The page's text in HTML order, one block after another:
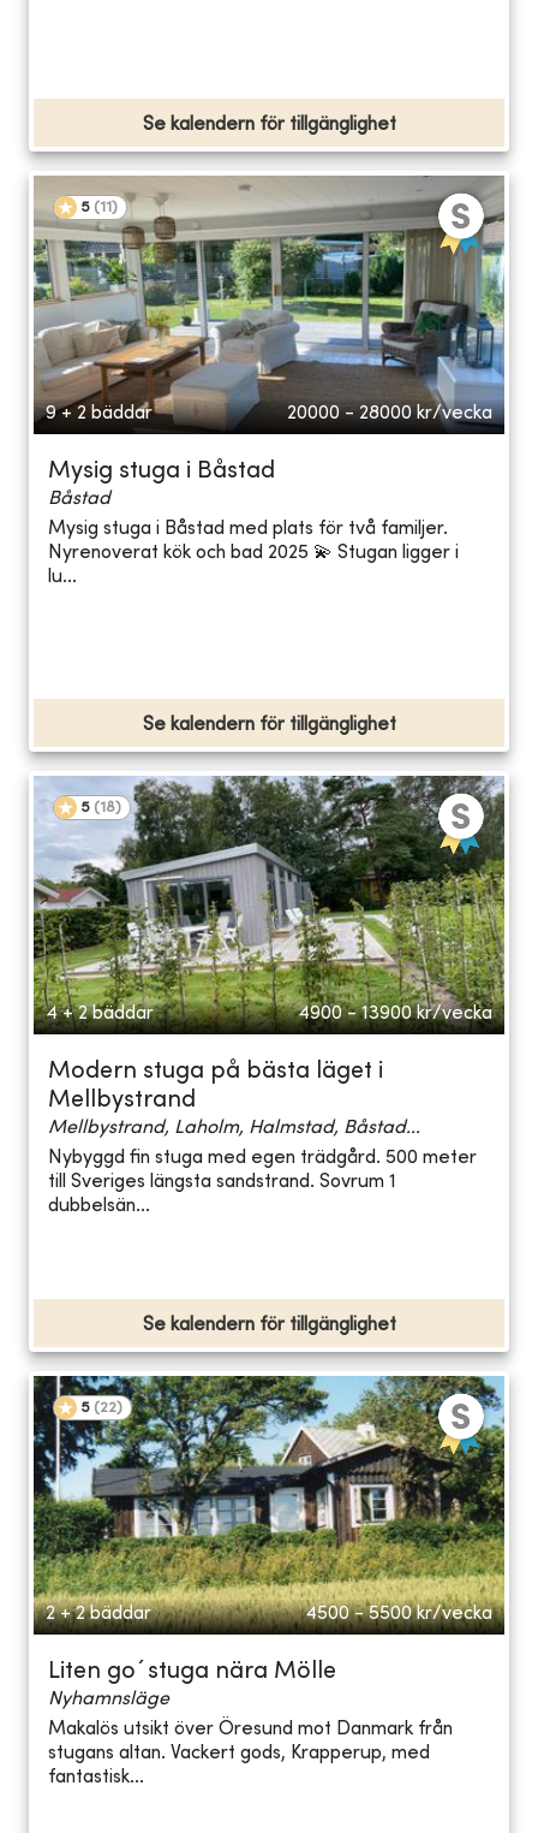
Se kalendern för tillgänglighet
5 (11 )
9 + 2 bäddar 20000 - 28000 kr/vecka
Mysig stuga i Båstad
Båstad
Mysig stuga i Båstad med plats för två familjer.
Nyrenoverat kök och bad 2025 💫 Stugan ligger i
lu...
Se kalendern för tillgänglighet
5 (18)
4 + 2 bäddar 4900 - 13900 kr/vecka
Modern stuga på bästa läget i
Mellbystrand
Mellbystrand, Laholm, Halmstad, Båstad...
Nybyggd fin stuga med egen trädgård. 500 meter
till Sveriges längsta sandstrand. Sovrum 1
dubbelsän...
Se kalendern för tillgänglighet
5 (22)
2 + 2 bäddar 4500 - 5500 kr/vecka
Liten go´stuga nära Mölle
Nyhamnsläge
Makalös utsikt över Öresund mot Danmark från
stugans altan. Vackert gods, Krapperup, med
fantastisk...